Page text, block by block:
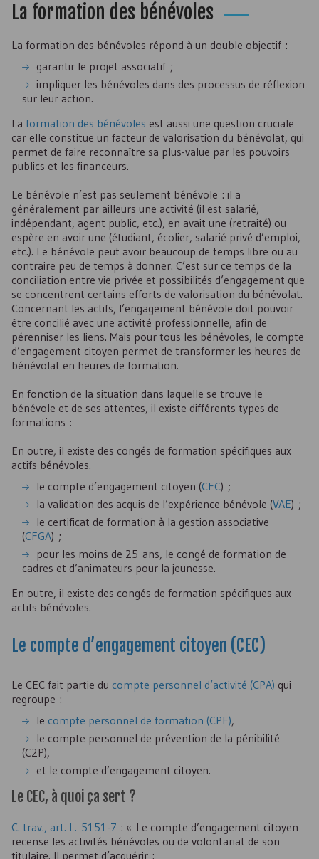
La formation des bénévoles
La formation des bénévoles répond à un double objectif :
garantir le projet associatif ;
impliquer les bénévoles dans des processus de réflexion
sur leur action.
La formation des bénévoles est aussi une question cruciale
car elle constitue un facteur de valorisation du bénévolat, qui
permet de faire reconnaître sa plus-value par les pouvoirs
publics et les financeurs.
Le bénévole n’est pas seulement bénévole : il a
généralement par ailleurs une activité (il est salarié,
indépendant, agent public, etc.), en avait une (retraité) ou
espère en avoir une (étudiant, écolier, salarié privé d’emploi,
etc.). Le bénévole peut avoir beaucoup de temps libre ou au
contraire peu de temps à donner. C’est sur ce temps de la
conciliation entre vie privée et possibilités d’engagement que
se concentrent certains efforts de valorisation du bénévolat.
Concernant les actifs, l’engagement bénévole doit pouvoir
être concilié avec une activité professionnelle, afin de
pérenniser les liens. Mais pour tous les bénévoles, le compte
d’engagement citoyen permet de transformer les heures de
bénévolat en heures de formation.
En fonction de la situation dans laquelle se trouve le
bénévole et de ses attentes, il existe différents types de
formations :
En outre, il existe des congés de formation spécifiques aux
actifs bénévoles.
le compte d’engagement citoyen (CEC) ;
la validation des acquis de l’expérience bénévole (VAE) ;
le certificat de formation à la gestion associative
(CFGA) ;
pour les moins de 25 ans, le congé de formation de
cadres et d’animateurs pour la jeunesse.
En outre, il existe des congés de formation spécifiques aux
actifs bénévoles.
Le compte d’engagement citoyen (CEC)
Le CEC fait partie du compte personnel d’activité (CPA) qui
regroupe :
le compte personnel de formation (CPF),
le compte personnel de prévention de la pénibilité
(C2P),
et le compte d’engagement citoyen.
Le CEC, à quoi ça sert ?
C. trav., art. L. 5151-7 : « Le compte d’engagement citoyen
recense les activités bénévoles ou de volontariat de son
titulaire. Il permet d’acquérir :